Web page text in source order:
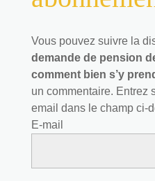
Vous pouvez suivre la
demande de pension
comment bien s’y
un commentaire. Entrez
email dans le champ ci-
E-mail